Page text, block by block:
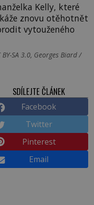
Kelly, které
znovu otěhotnět
vytouženého
SA 3.0, Georges Biard /
SDÍLEJTE ČLÁNEK
Facebook
Twitter
Pinterest
Email